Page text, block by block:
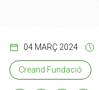
04 MARÇ 2024
Creand Fundació